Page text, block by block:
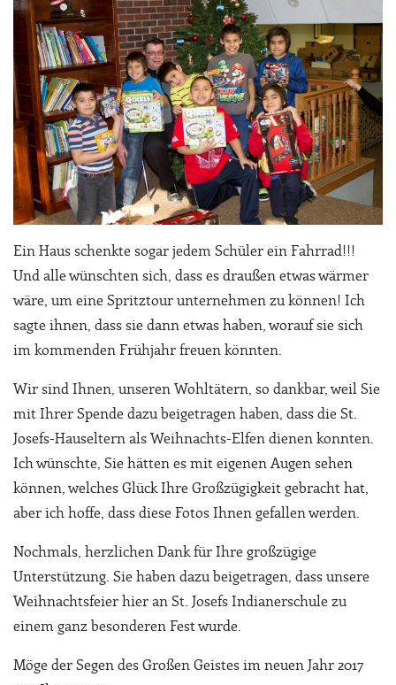
Ein Haus schenkte sogar jedem Schüler ein Fahrrad!!!
Und alle wünschten sich, dass es draußen etwas wärmer
wäre, um eine Spritztour unternehmen zu können! Ich
sagte ihnen, dass sie dann etwas haben, worauf sie sich
im kommenden Frühjahr freuen könnten.
Wir sind Ihnen, unseren Wohltätern, so dankbar, weil Sie
mit Ihrer Spende dazu beigetragen haben, dass die St.
Josefs-Hauseltern als Weihnachts-Elfen dienen konnten.
Ich wünschte, Sie hätten es mit eigenen Augen sehen
können, welches Glück Ihre Großzügigkeit gebracht hat,
aber ich hoffe, dass diese Fotos Ihnen gefallen werden.
Nochmals, herzlichen Dank für Ihre großzügige
Unterstützung. Sie haben dazu beigetragen, dass unsere
Weihnachtsfeier hier an St. Josefs Indianerschule zu
einem ganz besonderen Fest wurde.
Möge der Segen des Großen Geistes im neuen Jahr 2017